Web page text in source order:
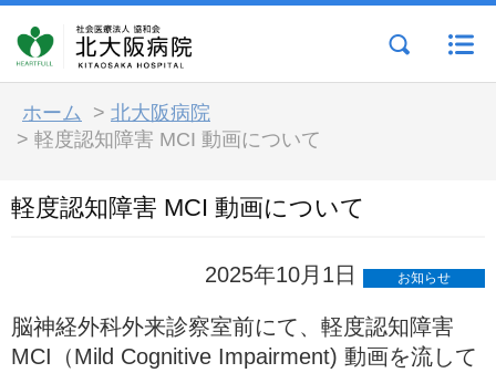
ホーム > 北大阪病院
> 軽度認知障害 MCI 動画について
軽度認知障害 MCI 動画について
2025年10月1日 お知らせ
脳神経外科外来診察室前にて、軽度認知障害
MCI（Mild Cognitive Impairment) 動画を流して